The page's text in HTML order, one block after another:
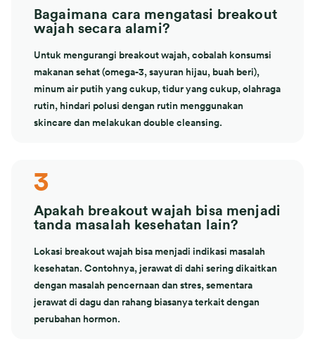
Bagaimana cara mengatasi breakout
wajah secara alami?
Untuk mengurangi breakout wajah, cobalah konsumsi
makanan sehat (omega-3, sayuran hijau, buah beri),
minum air putih yang cukup, tidur yang cukup, olahraga
rutin, hindari polusi dengan rutin menggunakan
skincare dan melakukan double cleansing.
3
Apakah breakout wajah bisa menjadi
tanda masalah kesehatan lain?
Lokasi breakout wajah bisa menjadi indikasi masalah
kesehatan. Contohnya, jerawat di dahi sering dikaitkan
dengan masalah pencernaan dan stres, sementara
jerawat di dagu dan rahang biasanya terkait dengan
perubahan hormon.